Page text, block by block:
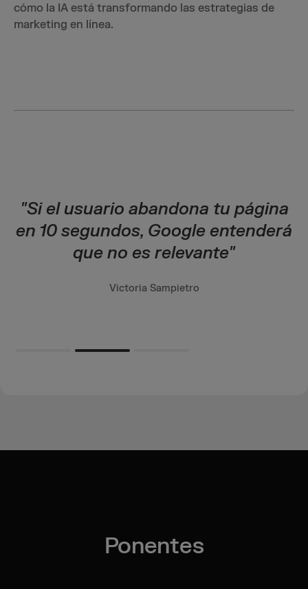
cómo la IA está transformando las estrategias de
marketing en línea.
"Si el usuario abandona tu página
en 10 segundos, Google entenderá
que no es relevante"
Victoria Sampietro
Ponentes